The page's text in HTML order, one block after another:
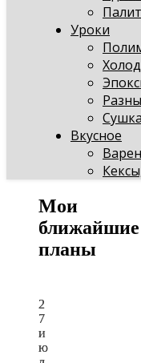
Уроки
Вкусное
Мои
ближайшие
планы
2
7
и
ю
2
7
и
ю